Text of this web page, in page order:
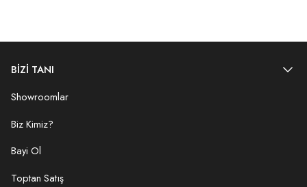
BİZİ TANI
Showroomlar
Biz Kimiz?
Bayi Ol
Toptan Satış